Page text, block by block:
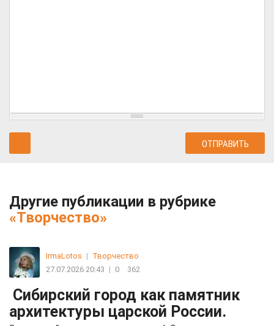
Другие публикации в рубрике
«Творчество»
IrmaLotos | Творчество
27.07.2026 20:43 | 0 362
Cибирский город как памятник
архитектуры царской России.